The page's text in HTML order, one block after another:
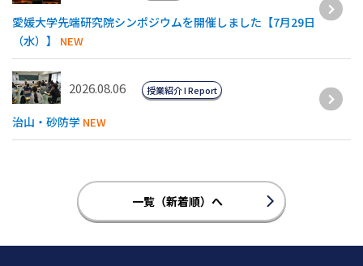
愛媛大学先端研究院シンポジウムを開催しました【7月29日
（水）】
NEW
2026.08.06
治山・砂防学 NEW
授業紹介 I Report
一覧（新着順）へ